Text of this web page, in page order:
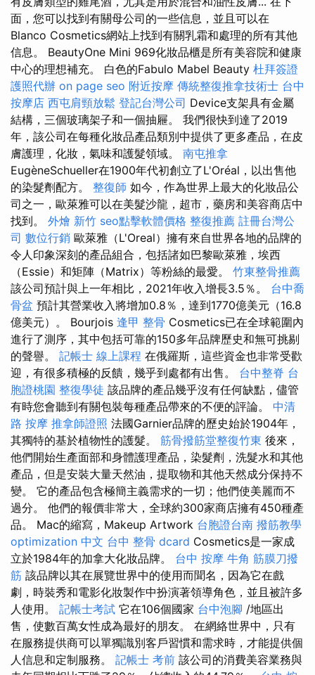
面，您可以找到有關母公司的一些信息，並且可以在
Blanco Cosmetics網站上找到有關乳霜和處理的所有其他
信息。 BeautyOne Mini 969化妝品櫃是所有美容院和健康
中心的理想補充。 白色的Fabulo Mabel Beauty 杜拜簽證
護照代辦 on page seo 附近按摩 傳統整復推拿技術士 台中
按摩店 西屯肩頸放鬆 登記台灣公司 Device支架具有金屬
結構，三個玻璃架子和一個抽屜。 我們很快到達了2019
年，該公司在每種化妝品產品類別中提供了更多產品，在皮
膚護理，化妝，氣味和護髮領域。 南屯推拿
EugèneSchueller在1900年代初創立了L'Oréal，以出售他
的染髮劑配方。 整復師 如今，作為世界上最大的化妝品公
司之一，歐萊雅可以在美髮沙龍，超市，藥房和美容商店中
找到。 外燴 新竹 seo點擊軟體價格 整復推薦 註冊台灣公
司 數位行銷 歐萊雅（L'Oreal）擁有來自世界各地的品牌的
令人印象深刻的產品組合，包括諸如巴黎歐萊雅，埃西
（Essie）和矩陣（Matrix）等粉絲的最愛。 竹東整骨推薦
該公司預計與上一年相比，2021年收入增長3.5％。 台中喬
骨盆 預計其營業收入將增加0.8％，達到1770億美元（16.8
億美元）。 Bourjois 逢甲 整骨 Cosmetics已在全球範圍內
進行了測序，其中包括可靠的150多年品牌歷史和無可挑剔
的聲譽。 記帳士 線上課程 在俄羅斯，這些資金也非常受歡
迎，有很多積極的反饋，幾乎到處都有出售。 台中整脊 台
胞證桃園 整復學徒 該品牌的產品幾乎沒有任何缺點，儘管
有時您會聽到有關包裝每種產品帶來的不便的評論。 中清
路 按摩 推拿師證照 法國Garnier品牌的歷史始於1904年，
其獨特的基於植物性的護髮。 筋骨撥筋堂整復竹東 後來，
他們開始生產面部和身體護理產品，染髮劑，洗髮水和其他
產品，但是安裝大量天然油，提取物和其他天然成分保持不
變。 它的產品包含極簡主義需求的一切；他們使美麗而不
過分。 他們的報價非常大，全球約300家商店擁有450種產
品。 Mac的縮寫，Makeup Artwork 台胞證台南 撥筋教學
optimization 中文 台中 整骨 dcard Cosmetics是一家成
立於1984年的加拿大化妝品牌。 台中 按摩 牛角 筋膜刀撥
筋 該品牌以其在展覽世界中的使用而聞名，因為它在戲
劇，時裝秀和電影化妝製作中扮演著領導角色，並且被許多
人使用。 記帳士考試 它在106個國家 台中泡腳 /地區出
售，使數百萬女性成為最好的朋友。 在網絡世界中，只有
在服務提供商可以單獨識別客戶習慣和需求時，才能提供個
人信息和定制服務。 記帳士 考前 該公司的消費美容業務與